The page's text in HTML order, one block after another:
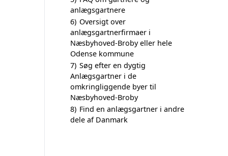
anlægsgartnere
6) Oversigt over
anlægsgartnerfirmaer i
Næsbyhoved-Broby eller hele
Odense kommune
7) Søg efter en dygtig
Anlægsgartner i de
omkringliggende byer til
Næsbyhoved-Broby
8) Find en anlægsgartner i andre
dele af Danmark